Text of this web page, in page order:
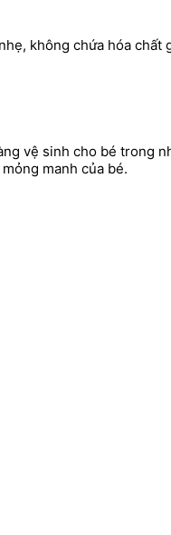
không chứa hóa chất
vệ sinh cho bé trong
manh của bé.